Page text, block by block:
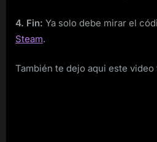
4. Fin: Ya solo debe mirar el
Steam.
También te dejo aqui este video